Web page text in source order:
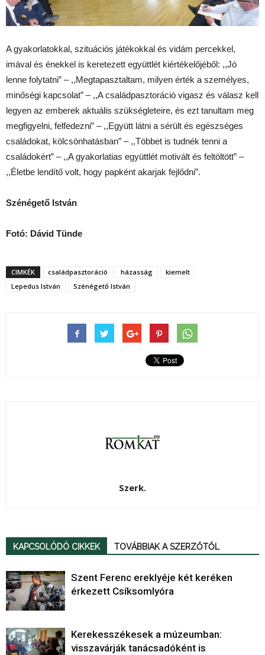
A gyakorlatokkal, szituációs játékokkal és vidám percekkel,
imával és énekkel is keretezett együttlét kiértékelőjéből: ,,Jó
lenne folytatni” – ,,Megtapasztaltam, milyen érték a személyes,
minőségi kapcsolat” – ,,A családpasztoráció vigasz és válasz kell
legyen az emberek aktuális szükségleteire, és ezt tanultam meg
megfigyelni, felfedezni” – ,,Együtt látni a sérült és egészséges
családokat, kölcsönhatásban” – ,,Többet is tudnék tenni a
családokért” – ,,A gyakorlatias együttlét motivált és feltöltött” –
,,Életbe lendítő volt, hogy papként akarjak fejlődni”.
Szénégető István
Fotó: Dávid Tünde
CIMKÉK családpasztoráció házasság
kiemelt
Lepedus István
Szénégető István
Szerk.
KAPCSOLÓDÓ CIKKEK TOVÁBBIAK A SZERZŐTŐL
Szent Ferenc ereklyéje két keréken
érkezett Csíksomlyóra
Kerekesszékesek a múzeumban:
visszavárják tanácsadóként is